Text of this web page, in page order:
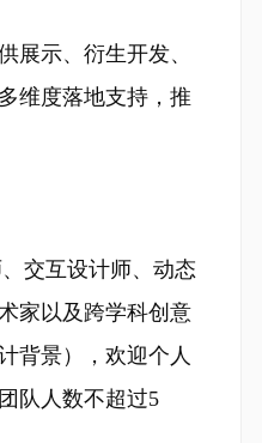
展示、衍生开发、
维度落地支持，推
交互设计师、动态
家以及跨学科创意
背景），欢迎个人
队人数不超过5